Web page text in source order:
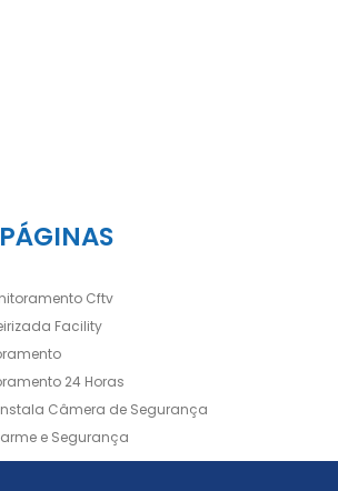
PÁGINAS
Cftv
Facility
24 Horas
Câmera de Segurança
e Segurança
Empresa de Facilities